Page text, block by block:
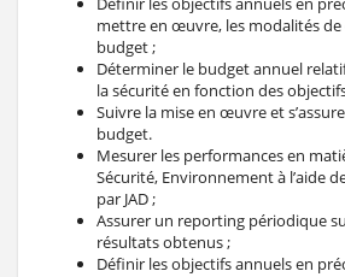
mettre en œuvre, les modalités
budget ;
Déterminer le budget annuel
la sécurité en fonction des
Suivre la mise en œuvre et
budget.
Mesurer les performances en
Sécurité, Environnement à l’aide
par JAD ;
Assurer un reporting périodique
résultats obtenus ;
Définir les objectifs annuels en